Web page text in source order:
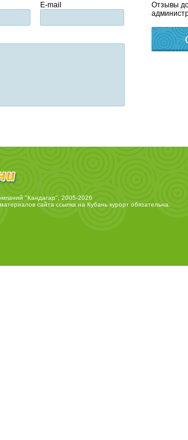
E-mail
Отзывы
"Кандагар", 2005-2026
сайта ссылка на Кубань курортобязательна.